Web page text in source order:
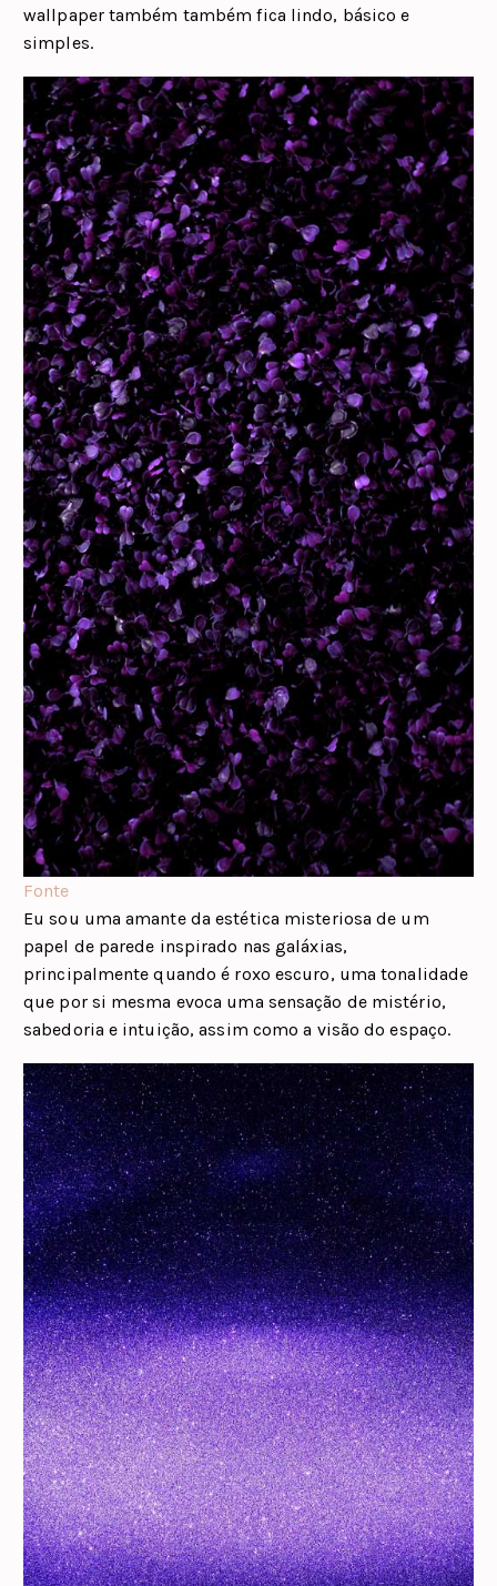
wallpaper também também fica lindo, básico e
simples.
Fonte
Eu sou uma amante da estética misteriosa de um
papel de parede inspirado nas galáxias,
principalmente quando é roxo escuro, uma tonalidade
que por si mesma evoca uma sensação de mistério,
sabedoria e intuição, assim como a visão do espaço.